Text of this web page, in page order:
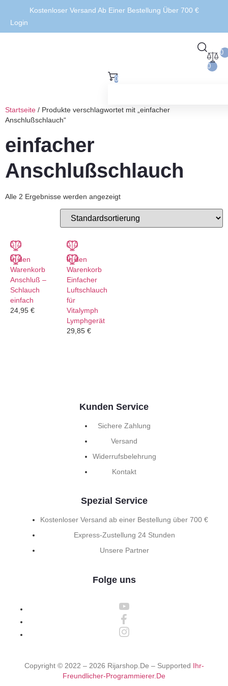
Kostenloser Versand Ab Einer Bestellung Über 700 €
Login
0
0
0
Startseite / Produkte verschlagwortet mit „einfacher
Anschlußschlauch“
einfacher
Anschlußschlauch
Alle 2 Ergebnisse werden angezeigt
In den
Warenkorb
Anschluß –
Schlauch
einfach
24,95 €
In den
Warenkorb
Einfacher
Luftschlauch
für
Vitalymph
Lymphgerät
29,85 €
Kunden Service
Sichere Zahlung
Versand
Widerrufsbelehrung
Kontakt
Spezial Service
Kostenloser Versand ab einer Bestellung über 700 €
Express-Zustellung 24 Stunden
Unsere Partner
Folge uns
Copyright © 2022 – 2026 Rijarshop.de – Supported Ihr-
Freundlicher-Programmierer.de